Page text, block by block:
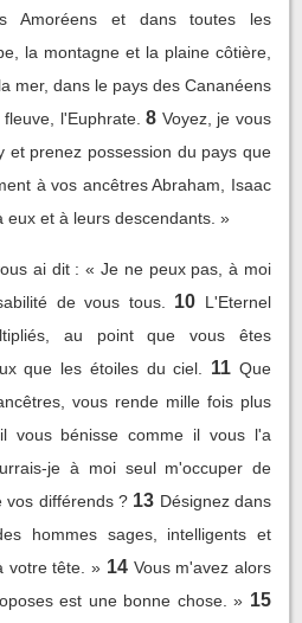
Amoréens et dans toutes les
la montagne et la plaine côtière,
mer, dans le pays des Cananéens
l'Euphrate. 8 Voyez, je vous
et prenez possession du pays que
à vos ancêtres Abraham, Isaac
eux et à leurs descendants. »
ai dit : « Je ne peux pas, à moi
de vous tous.
10 L'Eternel
au point que vous êtes
que les étoiles du ciel.
11 Que
vous rende mille fois plus
vous bénisse comme il vous l'a
je à moi seul m'occuper de
vos différends ? 13 Désignez dans
hommes sages, intelligents et
votre tête. » 14 Vous m'avez alors
est une bonne chose. » 15